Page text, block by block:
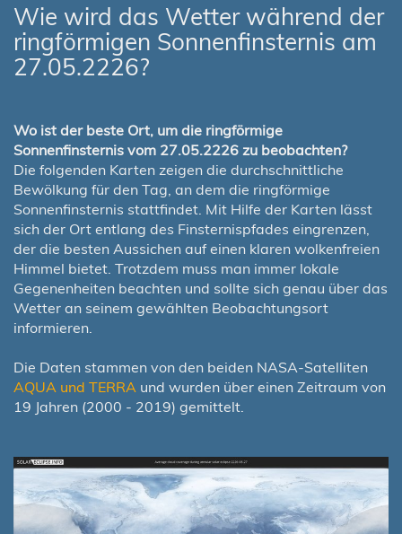
Wie wird das Wetter während der
ringförmigen Sonnenfinsternis am
27.05.2226?
Wo ist der beste Ort, um die ringförmige
Sonnenfinsternis vom 27.05.2226 zu beobachten?
Die folgenden Karten zeigen die durchschnittliche
Bewölkung für den Tag, an dem die ringförmige
Sonnenfinsternis stattfindet. Mit Hilfe der Karten lässt
sich der Ort entlang des Finsternispfades eingrenzen,
der die besten Aussichen auf einen klaren wolkenfreien
Himmel bietet. Trotzdem muss man immer lokale
Gegenenheiten beachten und sollte sich genau über das
Wetter an seinem gewählten Beobachtungsort
informieren.
Die Daten stammen von den beiden NASA-Satelliten
AQUA und TERRA und wurden über einen Zeitraum von
19 Jahren (2000 - 2019) gemittelt.